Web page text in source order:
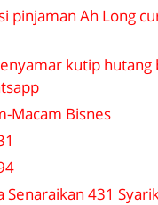
pinjaman Ah Long
kutip hutang
Macam Bisnes
Senaraikan 431